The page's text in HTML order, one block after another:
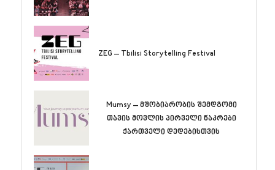
ZEG – Tbilisi Storytelling Festival
Mumsy – მშობიარობის შემდგომი
თავის მოვლის პირველი ნაკრები
ქართველი დედებისთვის